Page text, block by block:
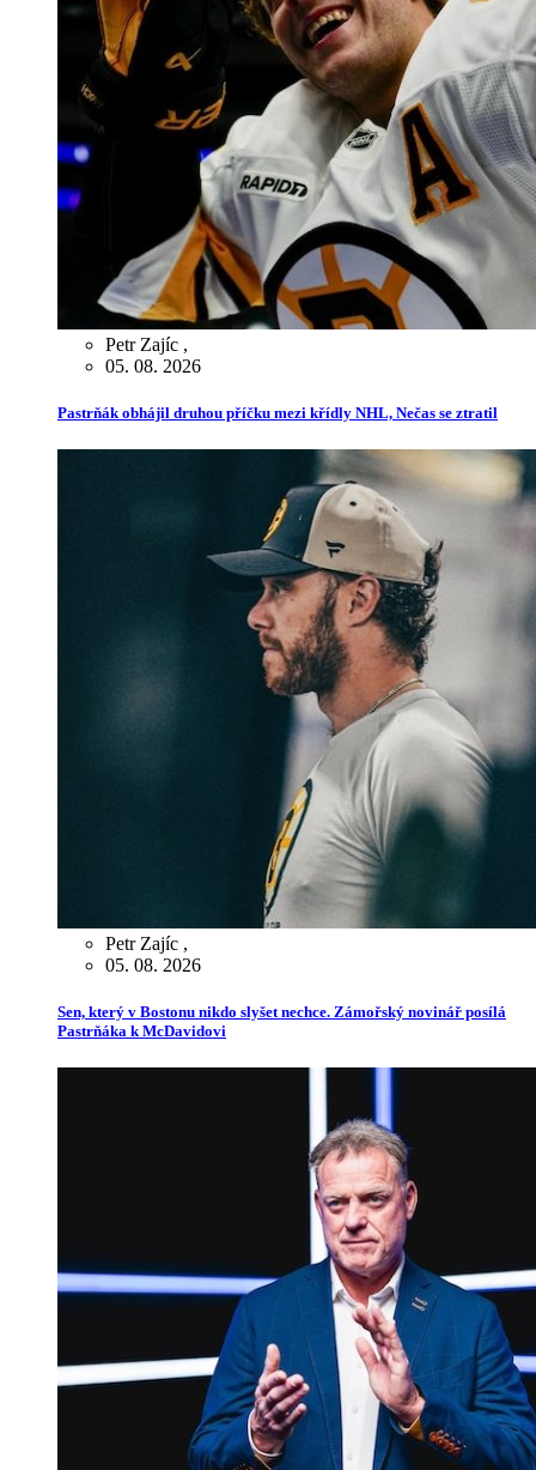
Petr Zajíc ,
05. 08. 2026
Pastrňák obhájil druhou příčku mezi křídly NHL, Nečas se ztratil
Petr Zajíc ,
05. 08. 2026
Sen, který v Bostonu nikdo slyšet nechce. Zámořský novinář posílá
Pastrňáka k McDavidovi